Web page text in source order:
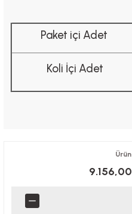
Paket içi Adet
Koli İçi Adet